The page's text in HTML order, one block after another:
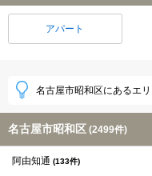
アパート
名古屋市昭和区にあるエ
名古屋市昭和区 (2499件)
阿由知通 (133件)